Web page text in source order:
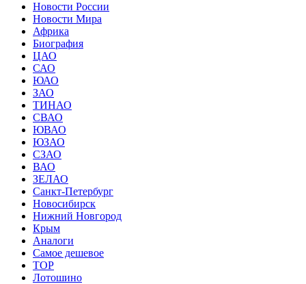
Новости России
Новости Мира
Африка
Биография
ЦАО
САО
ЮАО
ЗАО
ТИНАО
СВАО
ЮВАО
ЮЗАО
СЗАО
ВАО
ЗЕЛАО
Санкт-Петербург
Новосибирск
Нижний Новгород
Крым
Аналоги
Самое дешевое
TOP
Лотошино